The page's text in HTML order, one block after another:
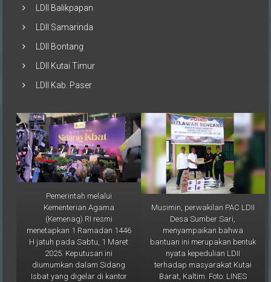
LDII Balikpapan
LDII Samarinda
LDII Bontang
LDII Kutai Timur
LDII Kab. Paser
Pemerintah melalui
Kementerian Agama
(Kemenag) RI resmi
menetapkan 1 Ramadan 1446
H jatuh pada Sabtu, 1 Maret
2025. Keputusan ini
diumumkan dalam Sidang
Isbat yang digelar di kantor
Musimin, perwakilan PAC LDII
Desa Sumber Sari,
menyampaikan bahwa
bantuan ini merupakan bentuk
nyata kepedulian LDII
terhadap masyarakat Kutai
Barat, Kaltim. Foto: LINES